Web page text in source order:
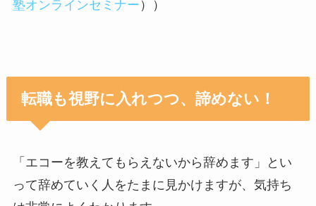
塾オンラインセミナー ））
転職も視野に入れつつ、諦めない！
「エコーを教えてもらえないから辞めます」とい
って辞めていく人をたまに見かけますが、気持ち